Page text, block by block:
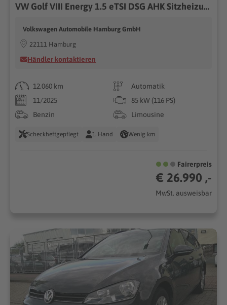
VW Golf VIII Energy 1.5 eTSI DSG AHK Sitzheizung
Volkswagen Automobile Hamburg GmbH
22111 Hamburg
Händler kontaktieren
12.060 km
Automatik
11/2025
85 kW (116 PS)
Benzin
Limousine
Scheckheftgepflegt 1. Hand Wenig km
Fairerpreis
€ 26.990 ,-
MwSt. ausweisbar